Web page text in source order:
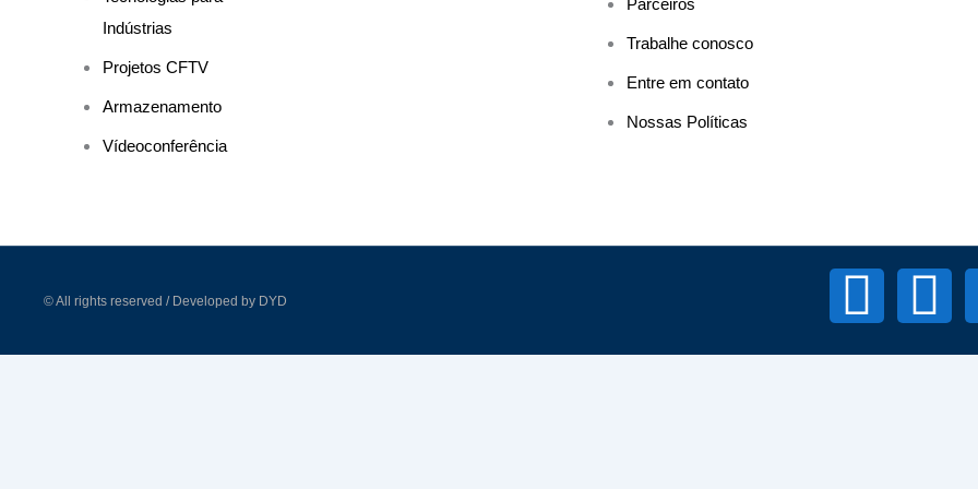
Indústrias
Projetos CFTV
Armazenamento
Vídeoconferência
Parceiros
Trabalhe conosco
Entre em contato
Nossas Políticas
© All rights reserved / Developed by DYD
L
i
F
a